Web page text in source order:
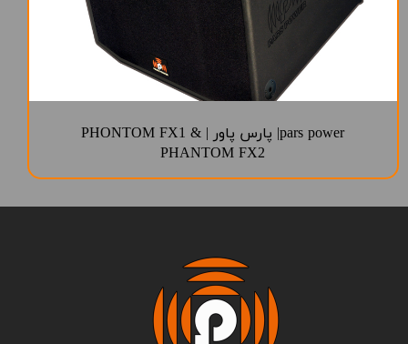
pars power| پارس پاور | PHONTOM FX1 &
PHANTOM FX2